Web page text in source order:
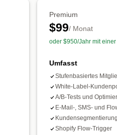
Premium
$99/ Monat
oder $950/Jahr mit
Umfasst
Stufenbasiertes
White-Label-
A/B-Tests und
E-Mail-, SMS- und
Shopify Flow-Trigger